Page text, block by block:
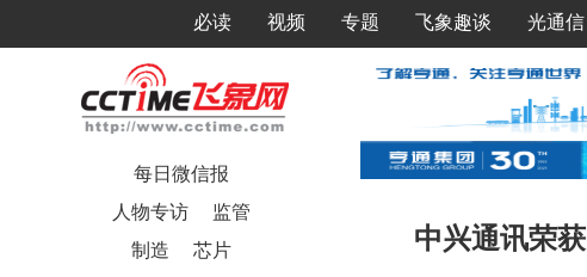
必读 视频 专题 飞象趣谈 光通信
每日微信报
人物专访
监管
制造
芯片
中兴通讯荣